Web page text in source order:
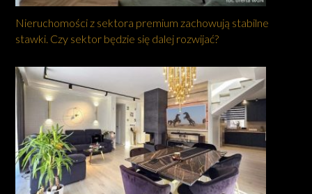
Nieruchomości z sektora premium zachowują stabilne
stawki. Czy sektor będzie się dalej rozwijać?